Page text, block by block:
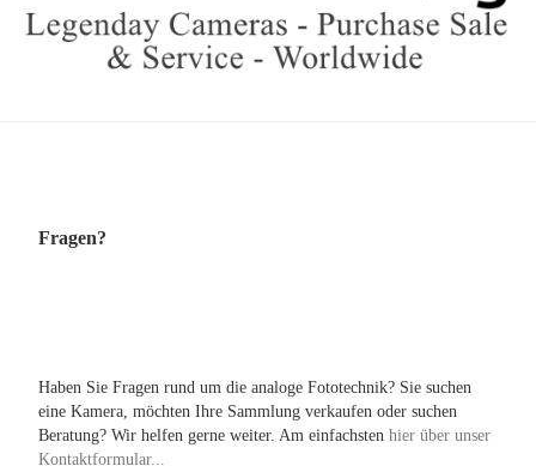
Fragen?
Haben Sie Fragen rund um die analoge Fototechnik? Sie suchen
eine Kamera, möchten Ihre Sammlung verkaufen oder suchen
Beratung? Wir helfen gerne weiter. Am einfachsten hier über unser
Kontaktformular...